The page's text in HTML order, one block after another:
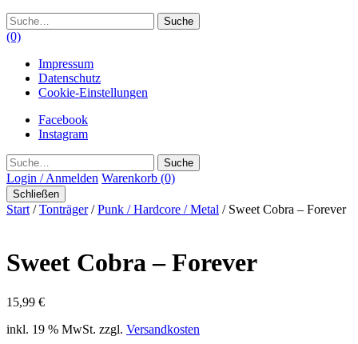
Suche
(0)
Impressum
Datenschutz
Cookie-Einstellungen
Facebook
Instagram
Suche
Login / Anmelden Warenkorb (0)
Schließen
Start /Tonträger/Punk / Hardcore / Metal / Sweet Cobra ‎– Forever
Sweet Cobra ‎– Forever
15,99 €
inkl. 19 % MwSt. zzgl. Versandkosten